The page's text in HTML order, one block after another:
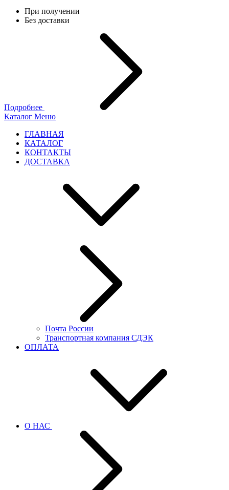
При получении
Без доставки
Подробнее
Каталог Меню
ГЛАВНАЯ
КАТАЛОГ
КОНТАКТЫ
ДОСТАВКА
Почта России
Транспортная компания СДЭК
ОПЛАТА
О НАС